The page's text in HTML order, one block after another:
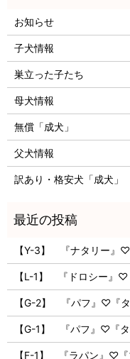
お知らせ
子犬情報
巣立った子たち
母犬情報
無償「成犬」
父犬情報
訳あり・格安犬「成犬」
【Y-3】 『ナタリー
【L-1】 『ドロシー』♡
【G-2】 『パフ』♡『
【G-1】 『パフ』♡『
【F-1】 『ラパン』♡